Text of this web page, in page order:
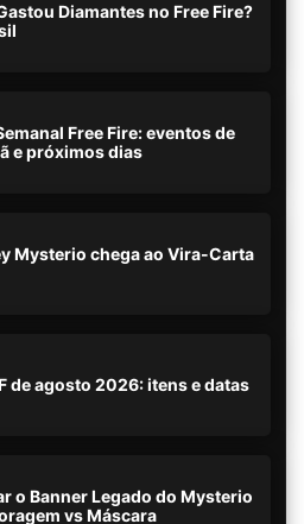
Diamantes no Free Fire?
Free Fire: eventos de
e próximos dias
Mysterio chega ao Vira-Carta
de agosto 2026: itens e datas
o Banner Legado do Mysterio
vs Máscara